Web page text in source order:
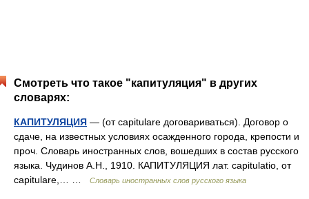
Смотреть что такое "капитуляция" в других
словарях:
КАПИТУЛЯЦИЯ — (от capitulare договариваться). Договор о
сдаче, на известных условиях осажденного города, крепости и
проч. Словарь иностранных слов, вошедших в состав русского
языка. Чудинов А.Н., 1910. КАПИТУЛЯЦИЯ лат. capitulatio, от
capitulare,… …
Словарь иностранных слов русского языка